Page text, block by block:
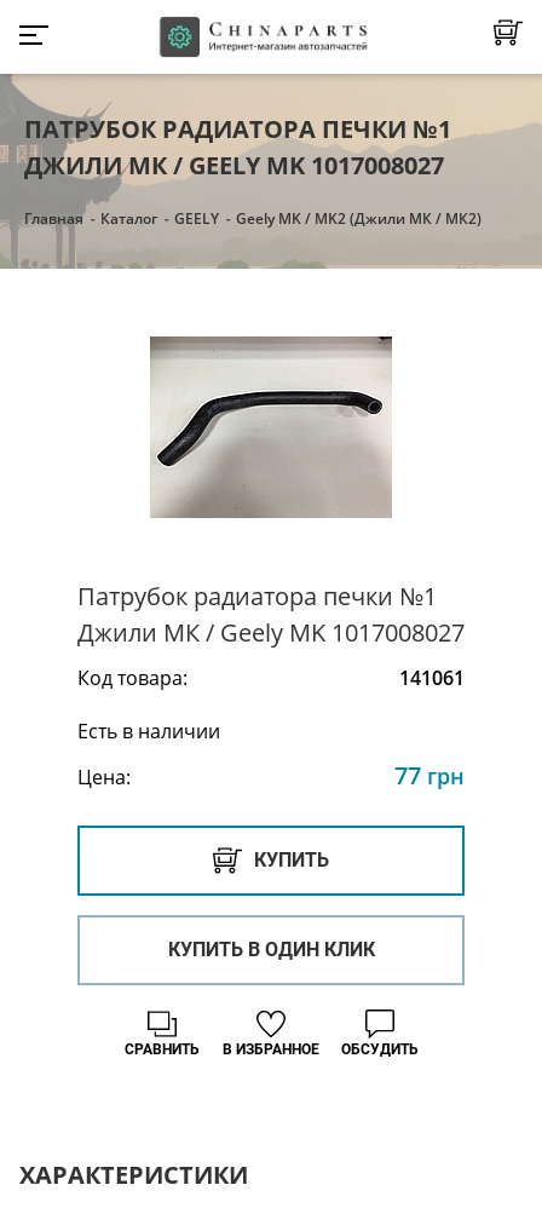
ПАТРУБОК РАДИАТОРА ПЕЧКИ №1
ДЖИЛИ МК / GEELY MK 1017008027
Главная Каталог GEELY Geely MK / MK2 (Джили МК / МК2)
Патрубок радиатора печки №1
Джили МК / Geely MK 1017008027
Код товара:
141061
Есть в наличии
Цена:
77 грн
КУПИТЬ
КУПИТЬ В ОДИН КЛИК
В ИЗБРАННОЕ
СРАВНИТЬ ОБСУДИТЬ
ХАРАКТЕРИСТИКИ